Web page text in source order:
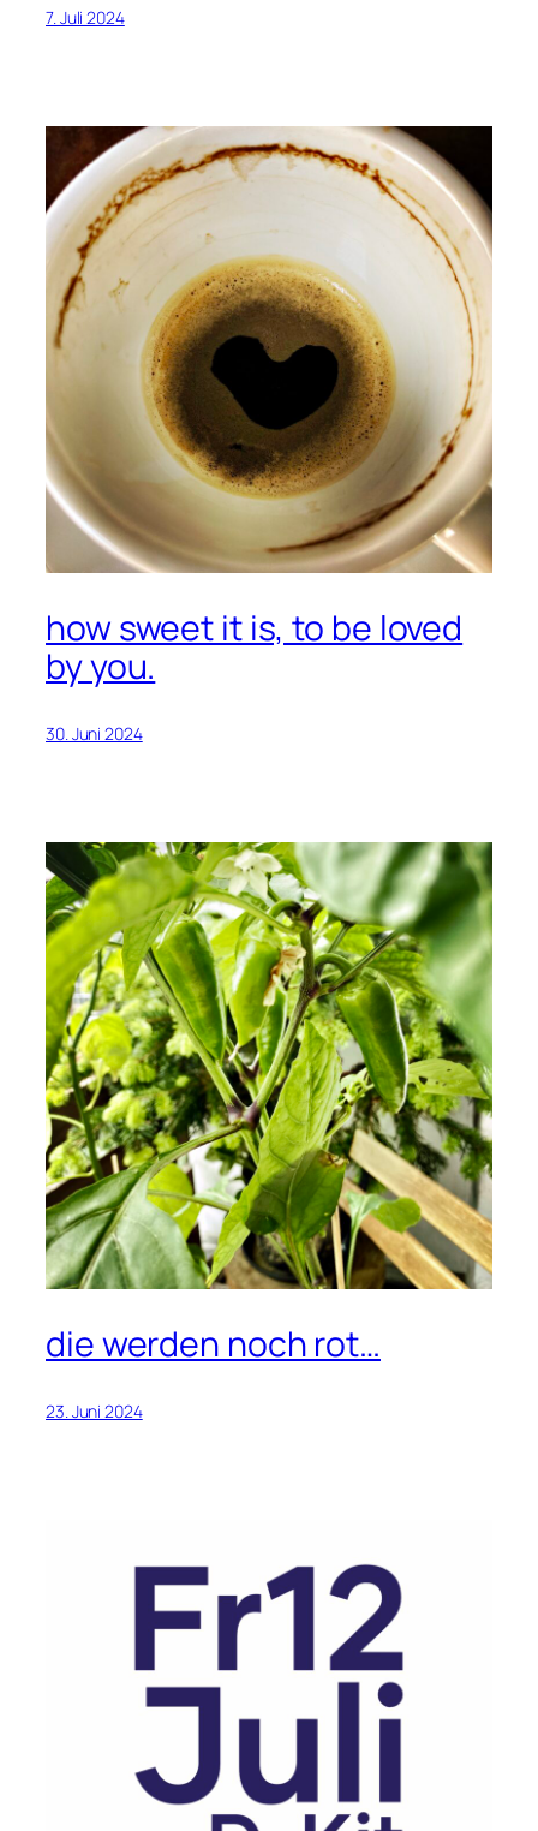
7. Juli 2024
how sweet it is, to be loved
by you.
30. Juni 2024
die werden noch rot…
23. Juni 2024